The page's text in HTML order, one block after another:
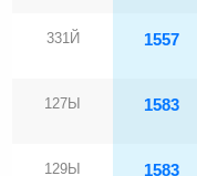
331Й 1557
127Ы 1583
129Ы 1583